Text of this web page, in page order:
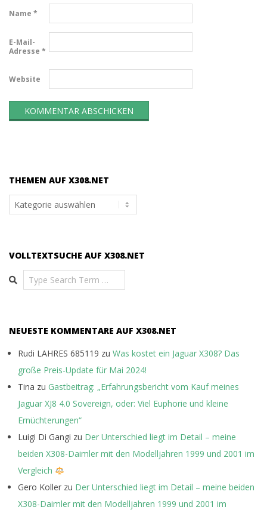
Name *
E-Mail-
Adresse *
Website
THEMEN AUF X308.NET
Themen
auf
VOLLTEXTSUCHE AUF X308.NET
Search
NEUESTE KOMMENTARE AUF X308.NET
Rudi LAHRES 685119 zu Was kostet ein Jaguar X308? Das
große Preis-Update für Mai 2024!
Tina zu Gastbeitrag: „Erfahrungsbericht vom Kauf meines
Jaguar XJ8 4.0 Sovereign, oder: Viel Euphorie und kleine
Ernüchterungen“
Luigi Di Gangi zu Der Unterschied liegt im Detail – meine
beiden X308-Daimler mit den Modelljahren 1999 und 2001 im
Vergleich
Gero Koller zu Der Unterschied liegt im Detail – meine beiden
X308-Daimler mit den Modelljahren 1999 und 2001 im